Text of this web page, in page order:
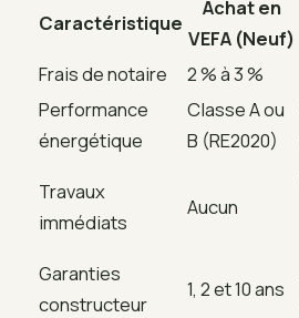
Caractéristique
Achat en
VEFA (Neuf)
Frais de notaire
2 % à 3 %
Performance
énergétique
Classe A ou
B (RE2020)
Travaux
immédiats
Aucun
Garanties
constructeur
1, 2 et 10 ans